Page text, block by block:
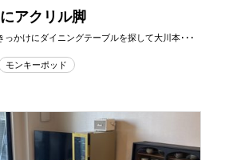
アクリル脚
っかけにダイニングテーブルを探して大川本･･･
モンキーポッド